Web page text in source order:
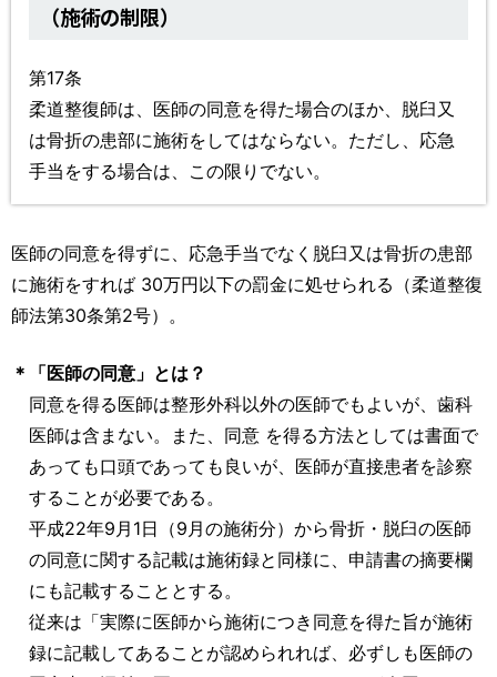
（施術の制限）
第17条
柔道整復師は、医師の同意を得た場合のほか、脱臼又
は骨折の患部に施術をしてはならない。ただし、応急
手当をする場合は、この限りでない。
医師の同意を得ずに、応急手当でなく脱臼又は骨折の患部
に施術をすれば 30万円以下の罰金に処せられる（柔道整復
師法第30条第2号）。
＊
「医師の同意」とは？
同意を得る医師は整形外科以外の医師でもよいが、歯科
医師は含まない。また、同意 を得る方法としては書面で
あっても口頭であっても良いが、医師が直接患者を診察
することが必要である。
平成22年9月1日（9月の施術分）から骨折・脱臼の医師
の同意に関する記載は施術録と同様に、申請書の摘要欄
にも記載することとする。
従来は「実際に医師から施術につき同意を得た旨が施術
録に記載してあることが認められれば、必ずしも医師の